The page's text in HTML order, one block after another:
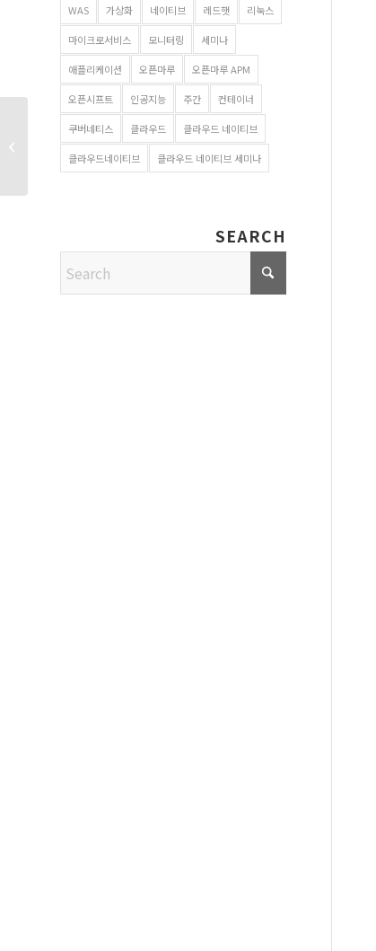
WAS 가상화 네이티브 레드햇 리눅스
마이크로서비스 모니터링 세미나
애플리케이션 오픈마루 오픈마루 APM
오픈시프트 인공지능 주간 컨테이너
쿠버네티스 클라우드 클라우드 네이티브
클라우드네이티브 클라우드 네이티브 세미나
SEARCH
고객 사례 | OPENMARU
APM을 통해 EBS 온라인
클래스 장애 정�...